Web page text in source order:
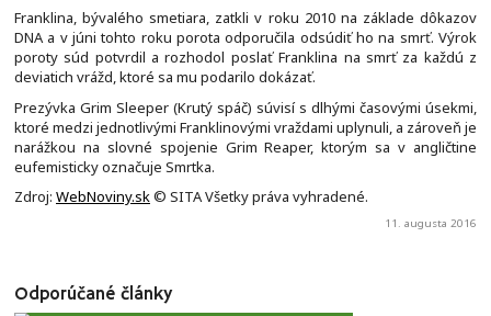
Franklina, bývalého smetiara, zatkli v roku 2010 na základe dôkazov
DNA a v júni tohto roku porota odporučila odsúdiť ho na smrť. Výrok
poroty súd potvrdil a rozhodol poslať Franklina na smrť za každú z
deviatich vrážd, ktoré sa mu podarilo dokázať.
Prezývka Grim Sleeper (Krutý spáč) súvisí s dlhými časovými úsekmi,
ktoré medzi jednotlivými Franklinovými vraždami uplynuli, a zároveň je
narážkou na slovné spojenie Grim Reaper, ktorým sa v angličtine
eufemisticky označuje Smrtka.
Zdroj: WebNoviny.sk© SITA Všetky práva vyhradené.
11. augusta 2016
Odporúčané články